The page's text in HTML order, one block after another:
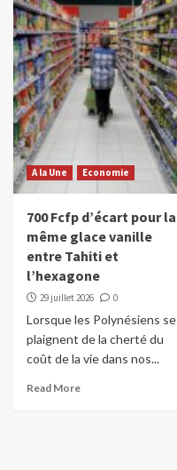
A la Une Economie
700 Fcfp d’écart pour la
même glace vanille
entre Tahiti et
l’hexagone
29 juillet 2026 0
Lorsque les Polynésiens se
plaignent de la cherté du
coût de la vie dans nos...
Read More